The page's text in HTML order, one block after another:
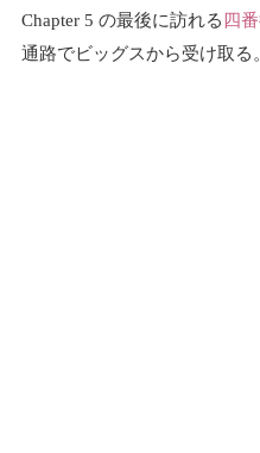
Chapter 5 の最後に訪れる四
通路でビッグスから受け取る。